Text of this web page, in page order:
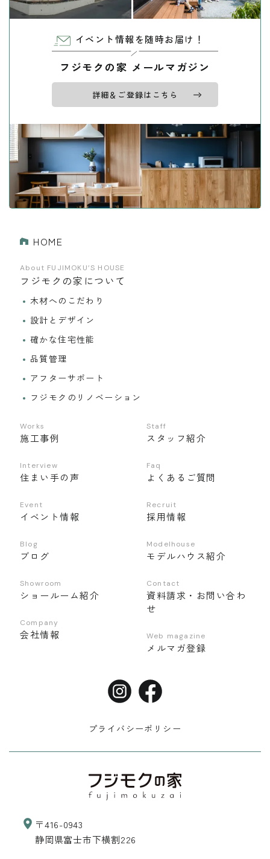
イベント情報を随時お届け！
フジモクの家 メールマガジン
詳細＆ご登録はこちら
〒416-0943
静岡県富士市下横割226
プライバシーポリシー
HOME
About FUJIMOKU’S HOUSE
フジモクの家について
木材へのこだわり
設計とデザイン
確かな住宅性能
品質管理
アフターサポート
フジモクのリノベーション
Works
施工事例
Interview
住まい手の声
Event
イベント情報
Blog
ブログ
Showroom
ショールーム紹介
Company
会社情報
Staff
スタッフ紹介
Faq
よくあるご質問
Recruit
採用情報
Modelhouse
モデルハウス紹介
Contact
資料請求・お問い合わ
せ
Web magazine
メルマガ登録